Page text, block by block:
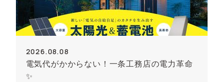
2026.08.08
電気代がかからない！一条工務店の電力革命
✨